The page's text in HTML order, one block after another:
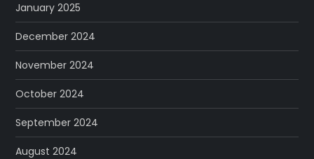
January 2025
December 2024
November 2024
October 2024
September 2024
August 2024